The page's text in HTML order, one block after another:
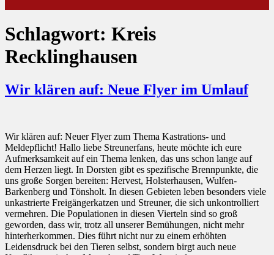
Schlagwort: Kreis
Recklinghausen
Wir klären auf: Neue Flyer im Umlauf
Wir klären auf: Neuer Flyer zum Thema Kastrations- und
Meldepflicht! Hallo liebe Streunerfans, heute möchte ich eure
Aufmerksamkeit auf ein Thema lenken, das uns schon lange auf
dem Herzen liegt. In Dorsten gibt es spezifische Brennpunkte, die
uns große Sorgen bereiten: Hervest, Holsterhausen, Wulfen-
Barkenberg und Tönsholt. In diesen Gebieten leben besonders viele
unkastrierte Freigängerkatzen und Streuner, die sich unkontrolliert
vermehren. Die Populationen in diesen Vierteln sind so groß
geworden, dass wir, trotz all unserer Bemühungen, nicht mehr
hinterherkommen. Dies führt nicht nur zu einem erhöhten
Leidensdruck bei den Tieren selbst, sondern birgt auch neue